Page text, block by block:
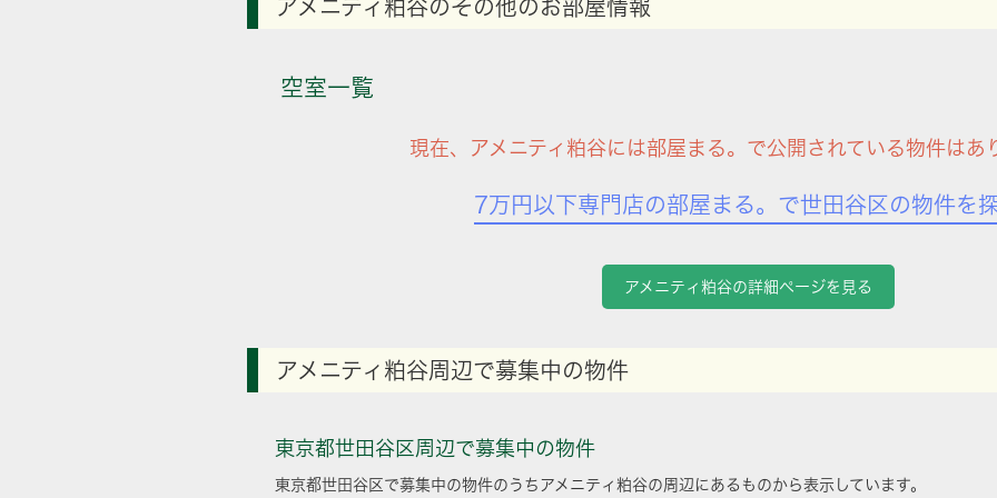
アメニティ粕谷のその他のお部屋情報
空室一覧
現在、アメニティ粕谷には部屋まる。で公開されている物件はあ
7万円以下専門店の部屋まる。で世田谷区の物件を
アメニティ粕谷の詳細ページを見る
アメニティ粕谷周辺で募集中の物件
東京都世田谷区周辺で募集中の物件
東京都世田谷区で募集中の物件のうちアメニティ粕谷の周辺にあるものから表示しています。